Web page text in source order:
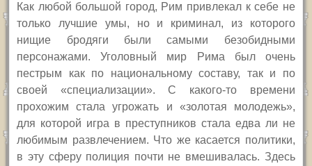
Как любой большой город, Рим привлекал к себе не
только лучшие умы, но и криминал, из которого
нищие бродяги были самыми безобидными
персонажами. Уголовный мир Рима был очень
пестрым как по национальному составу, так и по
своей «специализации». С какого-то времени
прохожим стала угрожать и «золотая молодежь»,
для которой игра в преступников стала едва ли не
любимым развлечением. Что же касается политики,
в эту сферу полиция почти не вмешивалась. Здесь